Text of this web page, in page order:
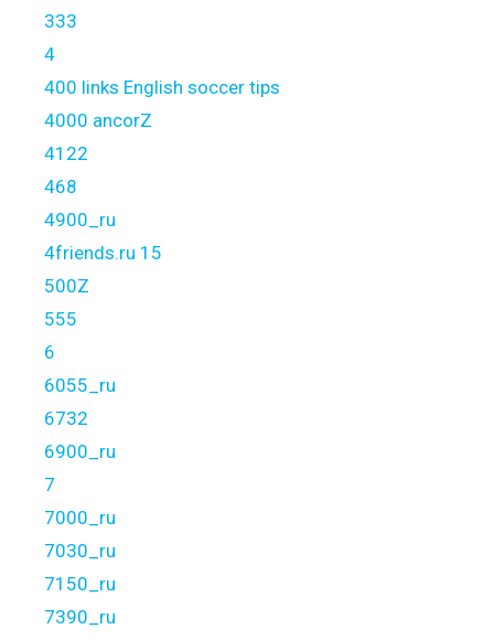
333
4
400 links English soccer tips
4000 ancorZ
4122
468
4900_ru
4friends.ru 15
500Z
555
6
6055_ru
6732
6900_ru
7
7000_ru
7030_ru
7150_ru
7390_ru